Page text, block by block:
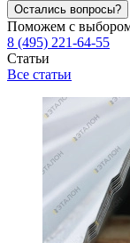
Остались вопросы?
Поможем с
8 (495) 221-64-55
Статьи
Все статьи